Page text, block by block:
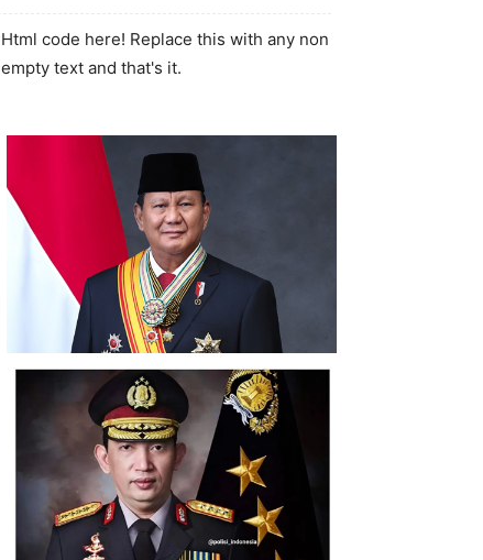
Html code here! Replace this with any non
empty text and that's it.